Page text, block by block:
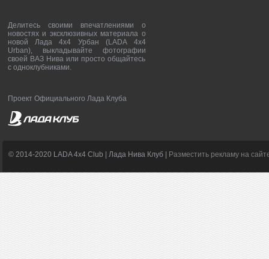
Делитесь своими впечатлениями о
новостях и эксклюзивных материала о
новой Лада 4х4 Урбан (LADA 4x4
Urban), выкладывайте фотографии
своей ВАЗ Нива или просто общайтесь
с одноклубниками.
Проект Официального Лада Клуба
© 2014-2020 LADA 4x4 Club | Лада Нива Клуб | Разместить рекламу на